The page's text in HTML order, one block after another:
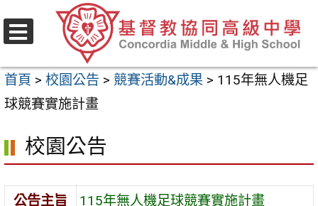
至
要
內
區
首頁 > 校園公告 > 競賽活動&成果 > 115年無人機足
球競賽實施計畫
校園公告
公告主旨
115年無人機足球競賽實施計畫
選
單